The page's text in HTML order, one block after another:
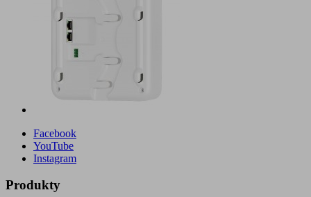
Facebook
YouTube
Instagram
Produkty